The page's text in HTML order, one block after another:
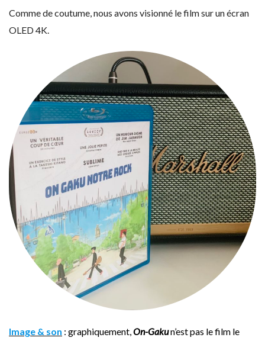
Comme de coutume, nous avons visionné le film sur un écran
OLED 4K.
Image & son : graphiquement,On-Gakun’est pas le film le